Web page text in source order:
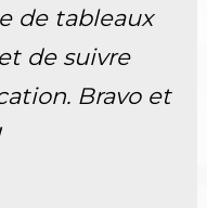
de tableaux
de suivre
Bravo et